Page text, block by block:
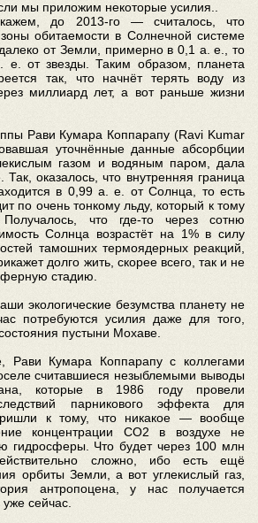
мы приложим некоторые усилия..
до 2013-го — считалось, что
обитаемости в Солнечной системе
от Земли, примерно в 0,1 а. е., то
е. от звезды. Таким образом, планета
так, что начнёт терять воду из
миллиард лет, а вот раньше жизни
Рави Кумара Коппарапу (Ravi Kumar
уточнённые данные абсорбции
газом и водяным паром, дала
оказалось, что внутренняя граница
в 0,99 а. е. от Солнца, то есть
по очень тонкому льду, который к тому
что где-то через сотню
Солнца возрастёт на 1% в силу
тамошних термоядерных реакций,
долго жить, скорее всего, так и не
стадию.
экологические безумства планету не
потребуются усилия даже для того,
пустыни Мохаве.
Рави Кумара Коппарапу с коллегами
считавшиеся незыблемыми выводы
которые в 1986 году провели
парникового эффекта для
к тому, что никакое — вообще
концентрации CO2 в воздухе не
гидросферы. Что будет через 100 млн
сложно, ибо есть ещё
орбиты Земли, а вот углекислый газ,
антропоцена, у нас получается
сейчас.